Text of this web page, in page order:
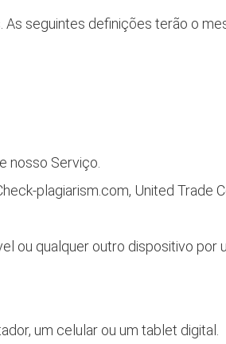
seguintes definições terão o
nosso Serviço.
plagiarism.com, United Trade
ou qualquer outro dispositivo por
um celular ou um tablet digital.